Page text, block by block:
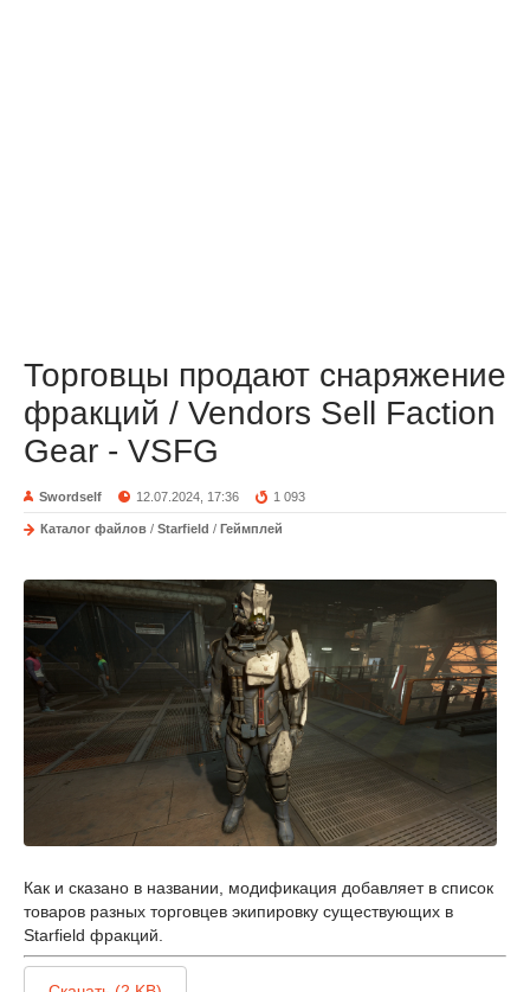
Торговцы продают снаряжение
фракций / Vendors Sell Faction
Gear - VSFG
Swordself 12.07.2024, 17:36 1 093
Каталог файлов / Starfield / Геймплей
Как и сказано в названии, модификация добавляет в список
товаров разных торговцев экипировку существующих в
Starfield фракций.